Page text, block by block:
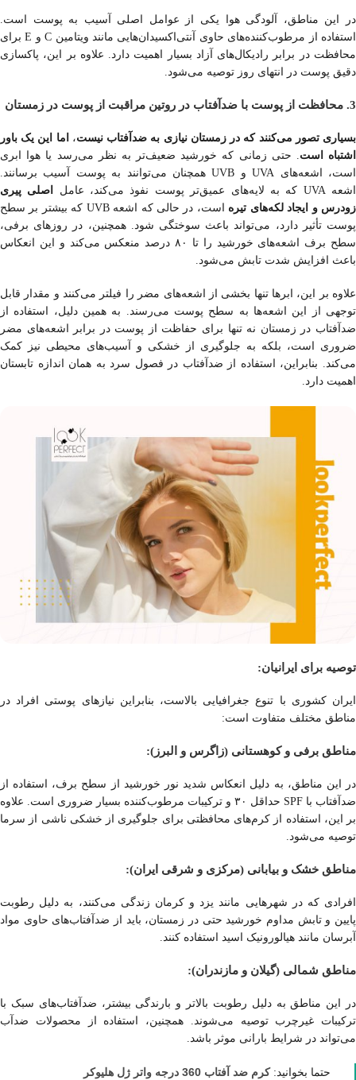
در این مناطق، آلودگی هوا یکی از عوامل اصلی آسیب به پوست است.
استفاده از مرطوب‌کننده‌های حاوی آنتی‌اکسیدان‌هایی مانند ویتامین C و E برای
محافظت در برابر رادیکال‌های آزاد بسیار اهمیت دارد. علاوه بر این، پاکسازی
دقیق پوست در انتهای روز توصیه می‌شود.
3. محافظت از پوست با ضدآفتاب در روتین مراقبت از پوست در زمستان
بسیاری تصور می‌کنند که در زمستان نیازی به ضدآفتاب نیست،
اما این یک باور
اشتباه است . حتی زمانی که خورشید ضعیف‌تر به نظر می‌رسد یا هوا ابری
است، اشعه‌های UVA و UVB همچنان می‌توانند به پوست آسیب برسانند.
اشعه UVA که به لایه‌های عمیق‌تر پوست نفوذ می‌کند، عامل
اصلی پیری
زودرس و ایجاد لکه‌های تیره
است، در حالی که اشعه UVB که بیشتر بر سطح
پوست تأثیر دارد، می‌تواند باعث سوختگی شود. همچنین، در روزهای برفی،
سطح برف اشعه‌های خورشید را تا ۸۰ درصد منعکس می‌کند و این انعکاس
باعث افزایش شدت تابش می‌شود.
علاوه بر این، ابرها تنها بخشی از اشعه‌های مضر را فیلتر می‌کنند و مقدار قابل
توجهی از این اشعه‌ها به سطح پوست می‌رسند. به همین دلیل، استفاده از
ضدآفتاب در زمستان نه تنها برای حفاظت از پوست در برابر اشعه‌های مضر
ضروری است، بلکه به جلوگیری از خشکی و آسیب‌های محیطی نیز کمک
می‌کند. بنابراین، استفاده از ضدآفتاب در فصول سرد به همان اندازه تابستان
اهمیت دارد.
توصیه برای ایرانیان:
ایران کشوری با تنوع جغرافیایی بالاست، بنابراین نیازهای پوستی افراد در
مناطق مختلف متفاوت است:
مناطق برفی و کوهستانی (زاگرس و البرز):
در این مناطق، به دلیل انعکاس شدید نور خورشید از سطح برف، استفاده از
ضدآفتاب با SPF حداقل ۳۰ و ترکیبات مرطوب‌کننده بسیار ضروری است. علاوه
بر این، استفاده از کرم‌های محافظتی برای جلوگیری از خشکی ناشی از سرما
توصیه می‌شود.
مناطق خشک و بیابانی (مرکزی و شرقی ایران):
افرادی که در شهرهایی مانند یزد و کرمان زندگی می‌کنند، به دلیل رطوبت
پایین و تابش مداوم خورشید حتی در زمستان، باید از ضدآفتاب‌های حاوی مواد
آبرسان مانند هیالورونیک اسید استفاده کنند.
مناطق شمالی (گیلان و مازندران):
در این مناطق به دلیل رطوبت بالاتر و بارندگی بیشتر، ضدآفتاب‌های سبک با
ترکیبات غیرچرب توصیه می‌شوند. همچنین، استفاده از محصولات ضدآب
می‌تواند در شرایط بارانی موثر باشد.
حتما بخوانید:کرم ضد آفتاب 360 درجه واتر ژل هلیوکر